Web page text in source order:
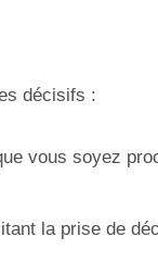
décisifs :
vous soyez
la prise de